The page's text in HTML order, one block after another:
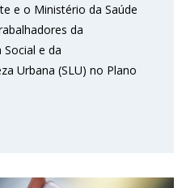
e o Ministério da Saúde
da
e da
Urbana (SLU) no Plano